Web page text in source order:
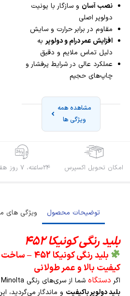
نصب آسان و سازگار با یونیت
دولوپر اصلی
مقاوم در برابر حرارت و سایش
افزایش عمر درام و دولوپر به
دلیل تماس ملایم و دقیق
عملکرد عالی در شرایط پرفشار و
چاپ‌های حجیم
مشاهده همه
ویژگی ها
امکان تحویل اکسپرس 24ساعته، 7 روز هفته
توضیحات محصول ویژگی های
بلید رنگی کونیکا 452
بلید رنگی کونیکا 452 –ساخت
کیفیت بالا و عمر طولانی
اگر دستگاه شما از سری‌های رنگی Konica Minolta است و به دنبال
بلید دولوپر باکیفیت و ماندگار می‌گردید،